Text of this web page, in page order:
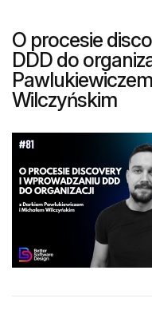
O procesie
DDD do
Wilczyńskim